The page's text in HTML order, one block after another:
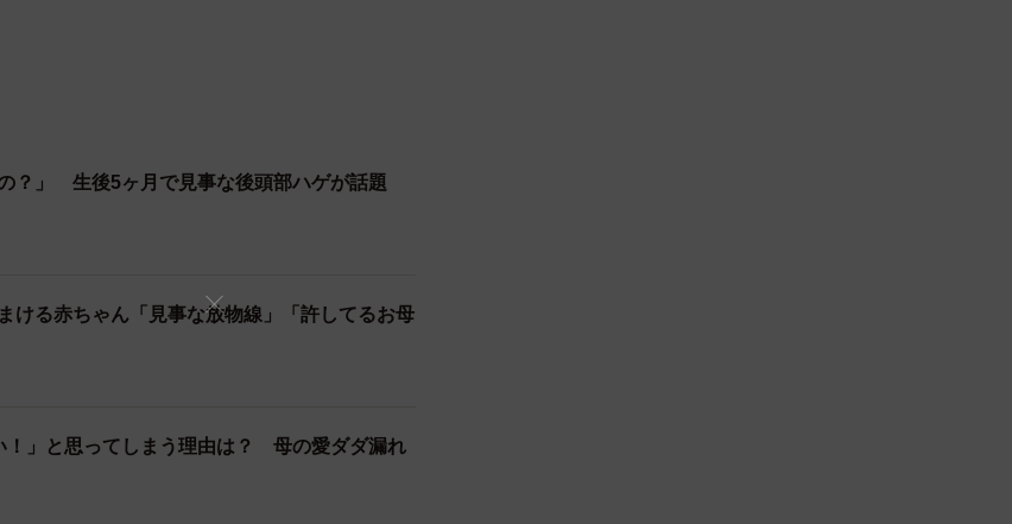
か...って思ったけど、結局ただお腹ぷんぷく
じ開けたら何も入ってませんでした...ぷくぷ
多数寄せられました。
2/3
ゃん特有の手首も癒し度抜群です（Rie@4歳児と料理
？」 生後5ヶ月で見事な後頭部ハゲが話題
ける赤ちゃん「見事な放物線」「許してるお母
！」と思ってしまう理由は？ 母の愛ダダ漏れ